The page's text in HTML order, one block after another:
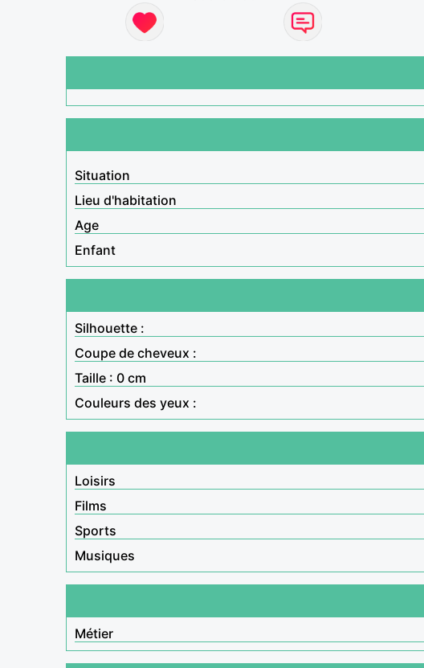
Situation
Lieu d'habitation
Age
Enfant
Silhouette :
Coupe de cheveux :
Taille : 0 cm
Couleurs des yeux :
Loisirs
Films
Sports
Musiques
Métier